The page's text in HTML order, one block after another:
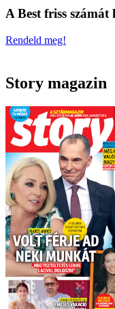
A Best friss számát
Rendeld meg!
Story magazin